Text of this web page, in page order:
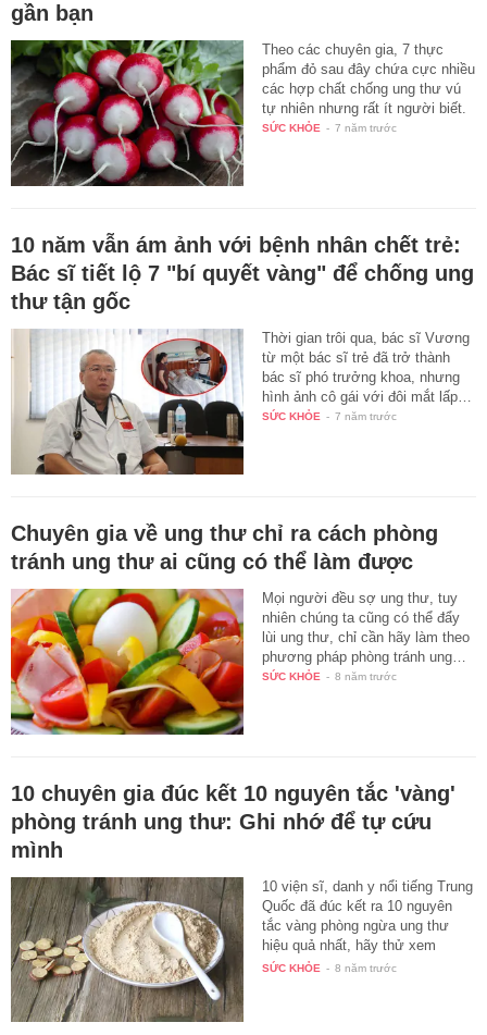
gần bạn
Theo các chuyên gia, 7 thực
phẩm đỏ sau đây chứa cực nhiều
các hợp chất chống ung thư vú
tự nhiên nhưng rất ít người biết.
SỨC KHỎE - 7 năm trước
10 năm vẫn ám ảnh với bệnh nhân chết trẻ:
Bác sĩ tiết lộ 7 "bí quyết vàng" để chống ung
thư tận gốc
Thời gian trôi qua, bác sĩ Vương
từ một bác sĩ trẻ đã trở thành
bác sĩ phó trưởng khoa, nhưng
hình ảnh cô gái với đôi mắt lấp…
SỨC KHỎE - 7 năm trước
Chuyên gia về ung thư chỉ ra cách phòng
tránh ung thư ai cũng có thể làm được
Mọi người đều sợ ung thư, tuy
nhiên chúng ta cũng có thể đẩy
lùi ung thư, chỉ cần hãy làm theo
phương pháp phòng tránh ung…
SỨC KHỎE - 8 năm trước
10 chuyên gia đúc kết 10 nguyên tắc 'vàng'
phòng tránh ung thư: Ghi nhớ để tự cứu
mình
10 viện sĩ, danh y nổi tiếng Trung
Quốc đã đúc kết ra 10 nguyên
tắc vàng phòng ngừa ung thư
hiệu quả nhất, hãy thử xem
bạn…
SỨC KHỎE - 8 năm trước